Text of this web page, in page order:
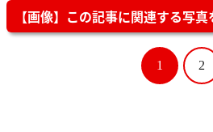
【画像】この記事に関連する写
1 2